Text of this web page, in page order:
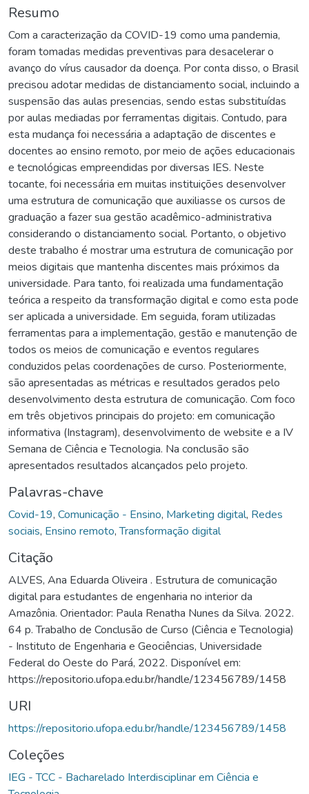
Resumo
Com a caracterização da COVID-19 como uma pandemia,
foram tomadas medidas preventivas para desacelerar o
avanço do vírus causador da doença. Por conta disso, o Brasil
precisou adotar medidas de distanciamento social, incluindo a
suspensão das aulas presencias, sendo estas substituídas
por aulas mediadas por ferramentas digitais. Contudo, para
esta mudança foi necessária a adaptação de discentes e
docentes ao ensino remoto, por meio de ações educacionais
e tecnológicas empreendidas por diversas IES. Neste
tocante, foi necessária em muitas instituições desenvolver
uma estrutura de comunicação que auxiliasse os cursos de
graduação a fazer sua gestão acadêmico-administrativa
considerando o distanciamento social. Portanto, o objetivo
deste trabalho é mostrar uma estrutura de comunicação por
meios digitais que mantenha discentes mais próximos da
universidade. Para tanto, foi realizada uma fundamentação
teórica a respeito da transformação digital e como esta pode
ser aplicada a universidade. Em seguida, foram utilizadas
ferramentas para a implementação, gestão e manutenção de
todos os meios de comunicação e eventos regulares
conduzidos pelas coordenações de curso. Posteriormente,
são apresentadas as métricas e resultados gerados pelo
desenvolvimento desta estrutura de comunicação. Com foco
em três objetivos principais do projeto: em comunicação
informativa (Instagram), desenvolvimento de website e a IV
Semana de Ciência e Tecnologia. Na conclusão são
apresentados resultados alcançados pelo projeto.
Palavras-chave
Covid-19, Comunicação - Ensino, Marketing digital, Redes
sociais, Ensino remoto,Transformação digital
Citação
ALVES, Ana Eduarda Oliveira . Estrutura de comunicação
digital para estudantes de engenharia no interior da
Amazônia. Orientador: Paula Renatha Nunes da Silva. 2022.
64 p. Trabalho de Conclusão de Curso (Ciência e Tecnologia)
- Instituto de Engenharia e Geociências, Universidade
Federal do Oeste do Pará, 2022. Disponível em:
https://repositorio.ufopa.edu.br/handle/123456789/1458
URI
https://repositorio.ufopa.edu.br/handle/123456789/1458
Coleções
IEG - TCC - Bacharelado Interdisciplinar em Ciência e